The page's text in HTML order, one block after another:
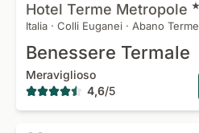
Hotel Terme Metropole
Italia · Colli Euganei · Abano Terme
Benessere Termale
Meraviglioso
4,6/5